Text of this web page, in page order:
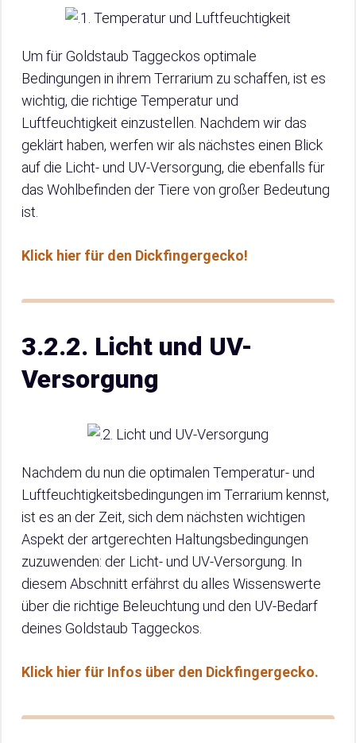
Um für Goldstaub Taggeckos optimale
Bedingungen in ihrem Terrarium zu schaffen, ist es
wichtig, die richtige Temperatur und
Luftfeuchtigkeit einzustellen. Nachdem wir das
geklärt haben, werfen wir als nächstes einen Blick
auf die Licht- und UV-Versorgung, die ebenfalls für
das Wohlbefinden der Tiere von großer Bedeutung
ist.
Klick hier für den Dickfingergecko!
3.2.2. Licht und UV-
Versorgung
Nachdem du nun die optimalen Temperatur- und
Luftfeuchtigkeitsbedingungen im Terrarium kennst,
ist es an der Zeit, sich dem nächsten wichtigen
Aspekt der artgerechten Haltungsbedingungen
zuzuwenden: der Licht- und UV-Versorgung. In
diesem Abschnitt erfährst du alles Wissenswerte
über die richtige Beleuchtung und den UV-Bedarf
deines Goldstaub Taggeckos.
Klick hier für Infos über den Dickfingergecko.